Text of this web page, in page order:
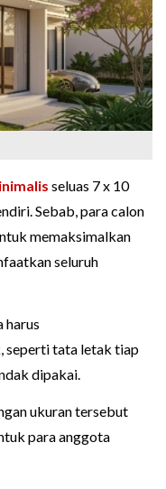
seluas 7 x 10
Sebab, para calon
memaksimalkan
seluruh
harus
seperti tata letak tiap
dipakai.
ukuran tersebut
para anggota